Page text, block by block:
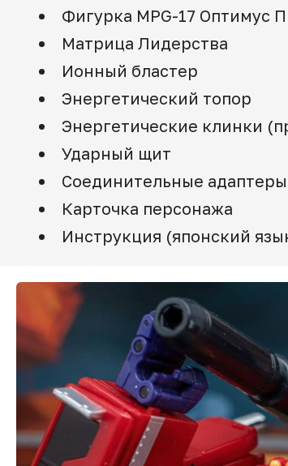
Фигурка MPG-17 Оптимус
Матрица Лидерства
Ионный бластер
Энергетический топор
Энергетические клинки
Ударный щит
Соединительные
Карточка персонажа
Инструкция (японский